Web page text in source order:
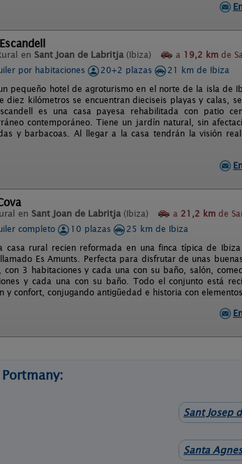
en Sant Joan de Labritja (Ibiza) a 19,2 km de
por habitaciones
20+2 plazas
21 km de Ibiza
pequeño hotel de agroturismo en el norte de la isla de
diez kilómetros se encuentran dieciseis playas y calas,
es una casa payesa rehabilitada con patio
contemporáneo. Tiene un jardín natural, sin
y barbacoas. Al llegar a la casa tendrán la visión
en Sant Joan de Labritja (Ibiza) a 21,2 km de
completo
10 plazas
25 km de Ibiza
casa rural recien reformada en una finca típica de
Es Amunts. Perfecta para disfrutar de unas
con 3 habitaciones y cada una con su baño, salón,
y cada una con su baño. Todo el conjunto está
y confort, conjugando antigüedad e historia con
Sant Josep
Santa Agnes